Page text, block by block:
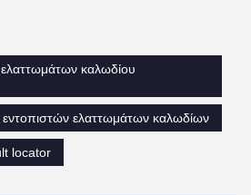
ελαττωμάτων καλωδίου
εντοπιστών ελαττωμάτων καλωδίων
locator